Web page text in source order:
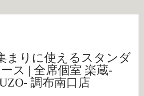
まりに使えるスタンダ
ス | 全席個室 楽蔵‐
調布南口店